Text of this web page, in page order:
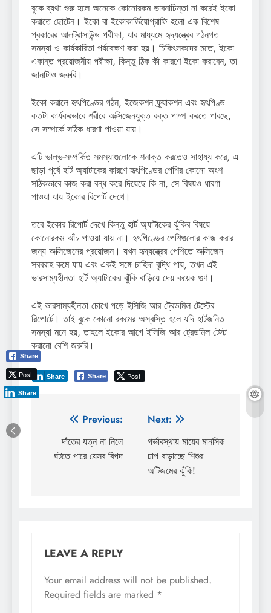
বুকে ব্যথা শুরু হলে অনেকে কোনোরকম ভাবনাচিন্তা না করেই ইকো
করাতে ছোটেন। ইকো বা ইকোকার্ডিয়োগ্রাফি হলো এক বিশেষ
প্রকারের আলট্রাসাউন্ড পরীক্ষা, যার মাধ্যমে হৃদ্‌যন্ত্রের গঠনগত
সমস্যা ও কার্যকারিতা পর্যবেক্ষণ করা হয়। চিকিৎসকদের মতে, ইকো
একান্ত প্রয়োজনীয় পরীক্ষা, কিন্তু ঠিক কী কারণে ইকো করাবেন, তা
জানাটাও জরুরি।
ইকো করালে হৃৎপিণ্ডের গঠন, ইজেকশন ফ্র্যাকশন এবং হৃৎপিণ্ড
কতটা কার্যকরভাবে শরীরে অক্সিজেনযুক্ত রক্ত পাম্প করতে পারছে,
সে সম্পর্কে সঠিক ধারণা পাওয়া যায়।
এটি ভাল্‌ভ-সম্পর্কিত সমস্যাগুলোকে শনাক্ত করতেও সাহায্য করে, এ
ছাড়া পূর্বে হার্ট অ্যাটাকের কারণে হৃৎপিণ্ডের পেশির কোনো অংশ
সঠিকভাবে কাজ করা বন্ধ করে দিয়েছে কি না, সে বিষয়ও ধারণা
পাওয়া যায় ইকোর রিপোর্ট দেখে।
তবে ইকোর রিপোর্ট দেখে কিন্তু হার্ট অ্যাটাকের ঝুঁকির বিষয়ে
কোনোরকম আঁচ পাওয়া যায় না। হৃৎপিণ্ডের পেশিগুলোর কাজ করার
জন্য অক্সিজেনের প্রয়োজন। যখন হৃদ্‌যন্ত্রের পেশিতে অক্সিজেন
সরবরাহ কমে যায় এবং একই সঙ্গে চাহিদা বৃদ্ধি পায়, তখন এই
ভারসাম্যহীনতা হার্ট অ্যাটাকের ঝুঁকি বাড়িয়ে দেয় কয়েক গুণ।
এই ভারসাম্যহীনতা চোখে পড়ে ইসিজি আর ট্রেডমিল টেস্টের
রিপোর্টে। তাই বুকে কোনো রকমের অস্বস্তি হলে যদি হার্টজনিত
সমস্যা মনে হয়, তাহলে ইকোর আগে ইসিজি আর ট্রেডমিল টেস্ট
করানো বেশি জরুরি।
Share Post
Share
Post
navigation
Previous:
দাঁতের যত্ন না নিলে
ঘটতে পারে যেসব বিপদ
Next:
গর্ভাবস্থায় মায়ের মানসিক
চাপ বাড়াচ্ছে শিশুর
অটিজমের ঝুঁকি!
LEAVE A REPLY
Your email address will not be published.
Required fields are marked *
Share
Post
Share